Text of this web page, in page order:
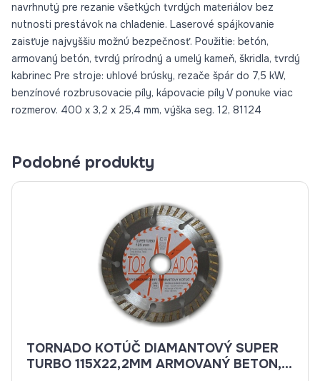
navrhnutý pre rezanie všetkých tvrdých materiálov bez
nutnosti prestávok na chladenie. Laserové spájkovanie
zaisťuje najvyššiu možnú bezpečnosť. Použitie: betón,
armovaný betón, tvrdý prírodný a umelý kameň, škridla, tvrdý
kabrinec Pre stroje: uhlové brúsky, rezače špár do 7,5 kW,
benzínové rozbrusovacie píly, kápovacie píly V ponuke viac
rozmerov. 400 x 3,2 x 25,4 mm, výška seg. 12, 81124
Podobné produkty
TORNADO KOTÚČ DIAMANTOVÝ SUPER
TURBO 115X22,2MM ARMOVANÝ BETON,